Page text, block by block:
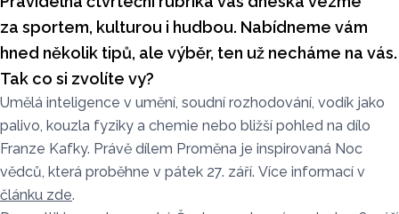
za sportem, kulturou i hudbou. Nabídneme vám
hned několik tipů, ale výběr, ten už necháme na vás.
Tak co si zvolíte vy?
Umělá inteligence v umění, soudní rozhodování, vodík jako
palivo, kouzla fyziky a chemie nebo bližší pohled na dílo
Franze Kafky. Právě dílem Proměna je inspirovaná Noc
vědců, která proběhne v pátek 27. září. Více informací v
článku zde.